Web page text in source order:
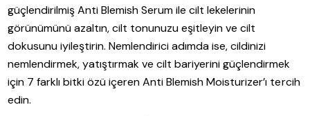
güçlendirilmiş Anti Blemish Serum ile cilt lekelerinin
görünümünü azaltın, cilt tonunuzu eşitleyin ve cilt
dokusunu iyileştirin. Nemlendirici adımda ise, cildinizi
nemlendirmek, yatıştırmak ve cilt bariyerini güçlendirmek
için 7 farklı bitki özü içeren Anti Blemish Moisturizer’ı tercih
edin.